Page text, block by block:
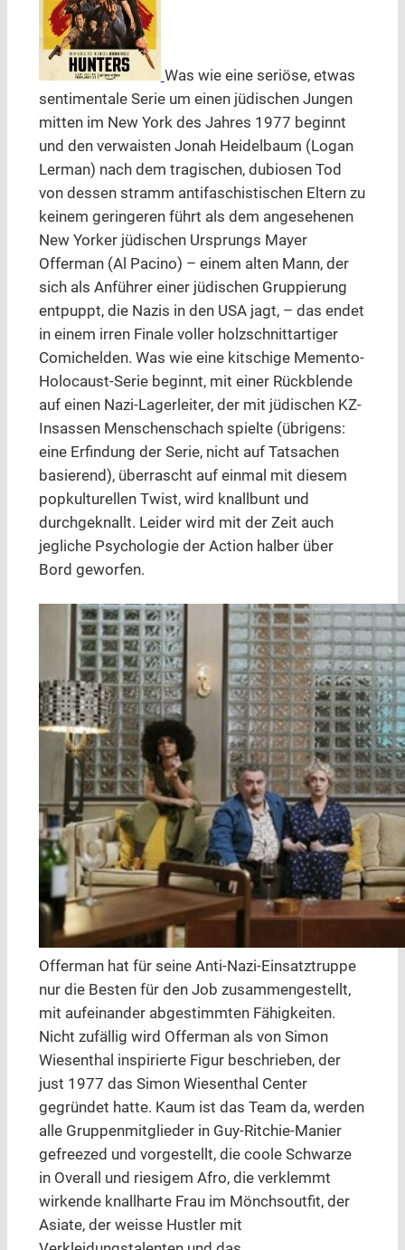
Was wie eine seriöse, etwas
sentimentale Serie um einen jüdischen Jungen
mitten im New York des Jahres 1977 beginnt
und den verwaisten Jonah Heidelbaum (Logan
Lerman) nach dem tragischen, dubiosen Tod
von dessen stramm antifaschistischen Eltern zu
keinem geringeren führt als dem angesehenen
New Yorker jüdischen Ursprungs Mayer
Offerman (Al Pacino) – einem alten Mann, der
sich als Anführer einer jüdischen Gruppierung
entpuppt, die Nazis in den USA jagt, – das endet
in einem irren Finale voller holzschnittartiger
Comichelden. Was wie eine kitschige Memento-
Holocaust-Serie beginnt, mit einer Rückblende
auf einen Nazi-Lagerleiter, der mit jüdischen KZ-
Insassen Menschenschach spielte (übrigens:
eine Erfindung der Serie, nicht auf Tatsachen
basierend), überrascht auf einmal mit diesem
popkulturellen Twist, wird knallbunt und
durchgeknallt. Leider wird mit der Zeit auch
jegliche Psychologie der Action halber über
Bord geworfen.
Offerman hat für seine Anti-Nazi-Einsatztruppe
nur die Besten für den Job zusammengestellt,
mit aufeinander abgestimmten Fähigkeiten.
Nicht zufällig wird Offerman als von Simon
Wiesenthal inspirierte Figur beschrieben, der
just 1977 das Simon Wiesenthal Center
gegründet hatte. Kaum ist das Team da, werden
alle Gruppenmitglieder in Guy-Ritchie-Manier
gefreezed und vorgestellt, die coole Schwarze
in Overall und riesigem Afro, die verklemmt
wirkende knallharte Frau im Mönchsoutfit, der
Asiate, der weisse Hustler mit